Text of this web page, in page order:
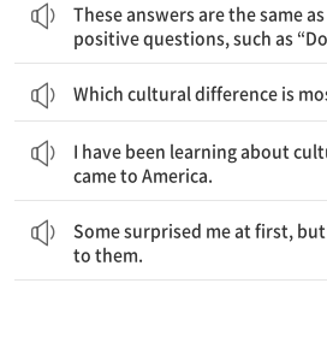
These answers are the same
positive questions, such as
Which cultural difference is
I have been learning about
came to America.
Some surprised me at first,
to them.